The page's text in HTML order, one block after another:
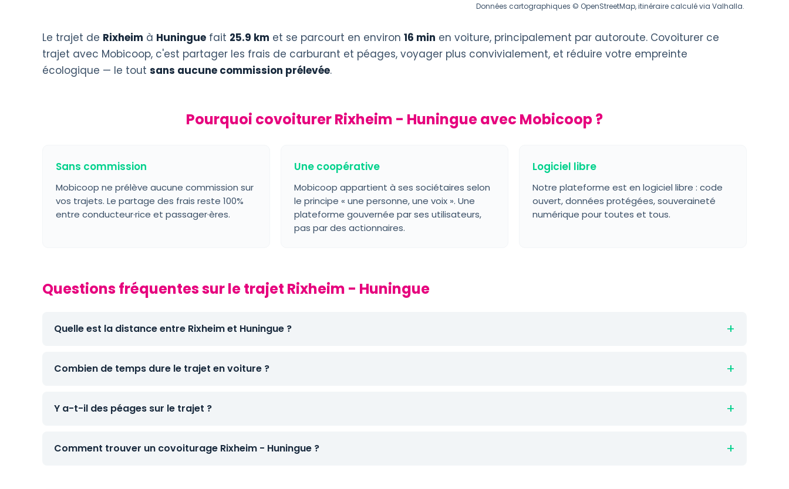
Données cartographiques © OpenStreetMap, itinéraire calculé via Valhalla.
Le trajet de Rixheim à Huningue fait 25.9 km et se parcourt en environ 16 min en voiture, principalement par autoroute. Covoiturer ce
trajet avec Mobicoop, c'est partager les frais de carburant et péages, voyager plus convivialement, et réduire votre empreinte
écologique — le tout sans aucune commission prélevée.
Pourquoi covoiturer Rixheim - Huningue avec Mobicoop ?
Sans commission
Mobicoop ne prélève aucune commission sur
vos trajets. Le partage des frais reste 100%
entre conducteur·rice et passager·ères.
Une coopérative
Mobicoop appartient à ses sociétaires selon
le principe « une personne, une voix ». Une
plateforme gouvernée par ses utilisateurs,
pas par des actionnaires.
Logiciel libre
Notre plateforme est en logiciel libre : code
ouvert, données protégées, souveraineté
numérique pour toutes et tous.
Questions fréquentes sur le trajet Rixheim - Huningue
Quelle est la distance entre Rixheim et Huningue ?
Combien de temps dure le trajet en voiture ?
Y a-t-il des péages sur le trajet ?
Comment trouver un covoiturage Rixheim - Huningue ?